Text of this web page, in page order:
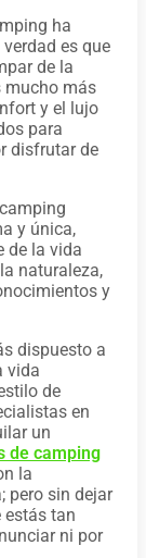
ha
es que
de la
mucho más
y el lujo
para
disfrutar de
y única,
de la vida
naturaleza,
y
dispuesto a
vida
de
en
un
de camping
la
pero sin dejar
estás tan
ni por